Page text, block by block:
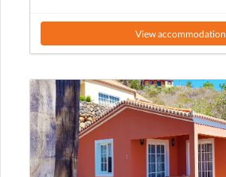
View accommodation